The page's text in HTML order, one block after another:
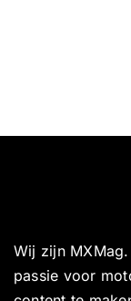
Wij zijn
passie voor